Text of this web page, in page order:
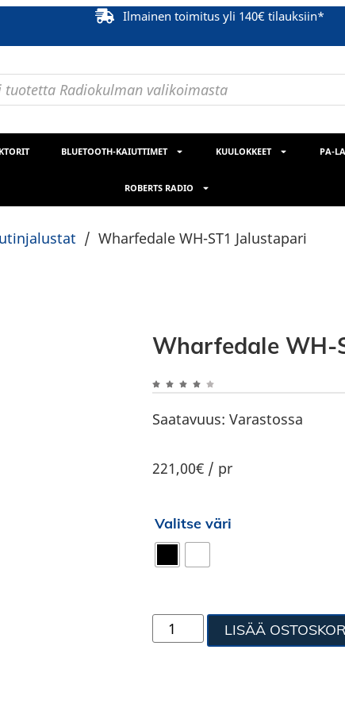
Ilmainen toimitus yli 140€ tilauksiin*
BLUETOOTH-KAIUTTIMET KUULOKKEET PA-
ROBERTS RADIO
/ Wharfedale WH-ST1 Jalustapari
Wharfedale WH-
Saatavuus: Varastossa
221,00€ / pr
Valitse väri
LISÄÄ